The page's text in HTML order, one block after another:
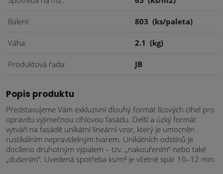
Balení 803 (ks/paleta)
Váha 2.1 (kg)
Produktová řada JB
Popis produktu
Představujeme Vám exkluzivní dlouhý formát lícových cihel pro
opravdu výjimečnou cihlovou fasádu. Delší a úzký formát
vytváří na fasádě unikátní lineární vzor, který je umocněn
rustikálním nepravidelným tvarem. Unikátních odstínů je
docíleno druhotným výpalem – tzv. „nakouřením“ nebo také
„dušením“. Uvedená spotřeba ks/m² je včetně spár 10–12 mm.